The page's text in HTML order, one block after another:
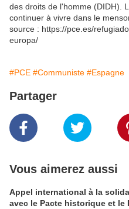
des droits de l'homme (DIDH).
continuer à vivre dans le
source : https://pce.es/
europa/
#PCE #Communiste #Espagne
Partager
Vous aimerez aussi
Appel international à la
avec le Pacte historique et le